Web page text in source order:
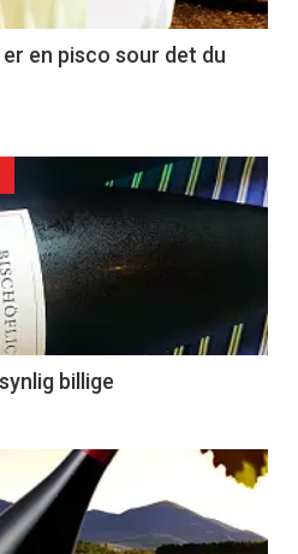
en pisco sour det du
billige